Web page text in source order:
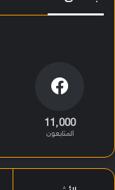
11٬000
المتابعون